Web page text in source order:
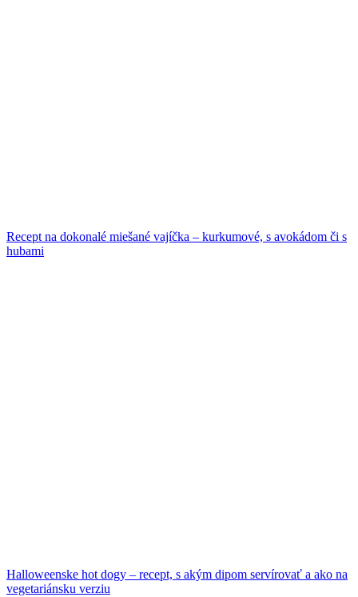
Recept na dokonalé miešané vajíčka – kurkumové, s avokádom či s
hubami
Halloweenske hot dogy – recept, s akým dipom servírovať a ako na
vegetariánsku verziu